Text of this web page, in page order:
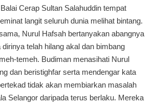
Cerap Sultan Salahuddin tempat
langit seluruh dunia melihat bintang.
Nurul Hafsah bertanyakan abangnya
telah hilang akal dan bimbang
temeh. Budiman menasihati Nurul
dan beristighfar serta mendengar kata
tidak akan membiarkan masalah
Selangor daripada terus berlaku. Mereka